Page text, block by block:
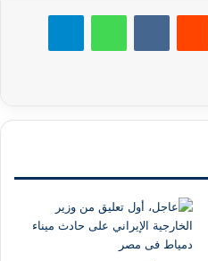
واتساب